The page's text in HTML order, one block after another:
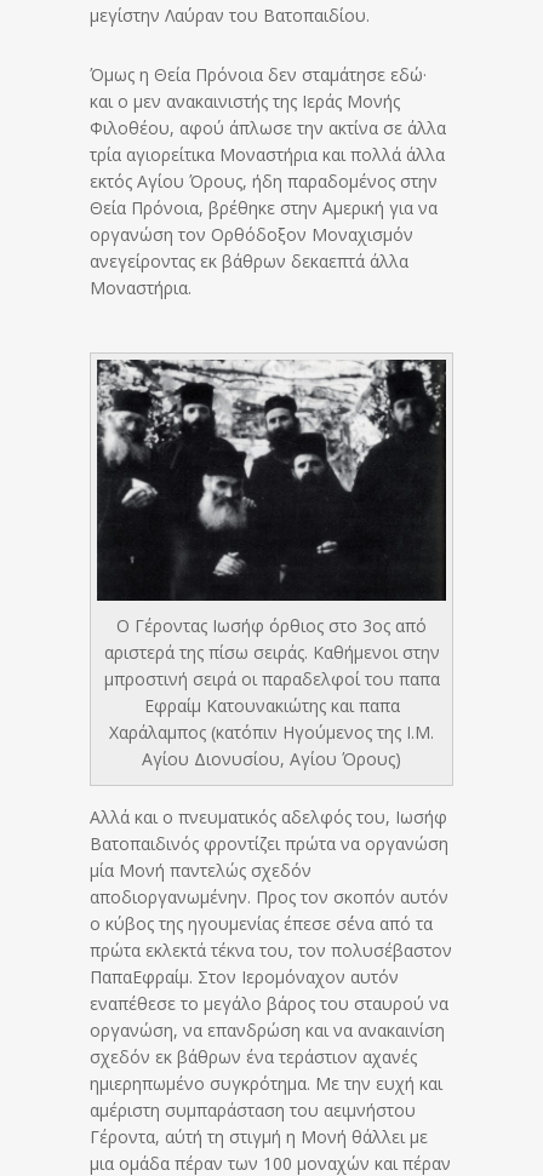
μεγίστην Λαύραν του Βατοπαιδίου.
Όμως η Θεία Πρόνοια δεν σταμάτησε εδώ·
και ο μεν ανακαινιστής της Ιεράς Μονής
Φιλοθέου, αφού άπλωσε την ακτίνα σε άλλα
τρία αγιορείτικα Μοναστήρια και πολλά άλλα
εκτός Αγίου Όρους, ήδη παραδομένος στην
Θεία Πρόνοια, βρέθηκε στην Αμερική για να
οργανώση τον Ορθόδοξον Μοναχισμόν
ανεγείροντας εκ βάθρων δεκαεπτά άλλα
Μοναστήρια.
Ο Γέροντας Ιωσήφ όρθιος στο 3ος από
αριστερά της πίσω σειράς. Καθήμενοι στην
μπροστινή σειρά οι παραδελφοί του παπα
Εφραίμ Κατουνακιώτης και παπα
Χαράλαμπος (κατόπιν Ηγούμενος της Ι.Μ.
Αγίου Διονυσίου, Αγίου Όρους)
Αλλά και ο πνευματικός αδελφός του, Ιωσήφ
Βατοπαιδινός φροντίζει πρώτα να οργανώση
μία Μονή παντελώς σχεδόν
αποδιοργανωμένην. Προς τον σκοπόν αυτόν
ο κύβος της ηγουμενίας έπεσε σ΄ένα από τα
πρώτα εκλεκτά τέκνα του, τον πολυσέβαστον
ΠαπαΕφραίμ. Στον Ιερομόναχον αυτόν
εναπέθεσε το μεγάλο βάρος του σταυρού να
οργανώση, να επανδρώση και να ανακαινίση
σχεδόν εκ βάθρων ένα τεράστιον αχανές
ημιερηπωμένο συγκρότημα. Με την ευχή και
αμέριστη συμπαράσταση του αειμνήστου
Γέροντα, αύτή τη στιγμή η Μονή θάλλει με
μια ομάδα πέραν των 100 μοναχών και πέραν